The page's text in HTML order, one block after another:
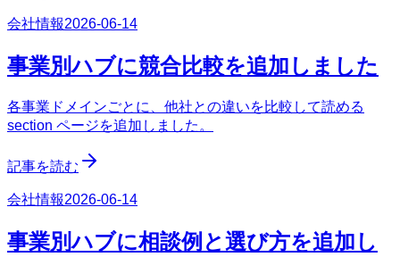
会社情報2026-06-14
事業別ハブに競合比較を追加しました
各事業ドメインごとに、他社との違いを比較して読める
section ページを追加しました。
記事を読む
会社情報2026-06-14
事業別ハブに相談例と選び方を追加し